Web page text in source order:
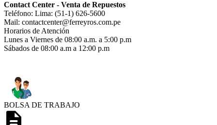
Contact Center - Venta de Repuestos
Teléfono: Lima: (51-1) 626-5600
Mail: contactcenter@ferreyros.com.pe
Horarios de Atención
Lunes a Viernes de 08:00 a.m. a 5:00 p.m
Sábados de 08:00 a.m a 12:00 p.m
BOLSA DE TRABAJO